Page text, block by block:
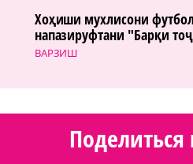
ВАРЗИШ
Хоҳиши мухлисони
напазируфтани "Барқи